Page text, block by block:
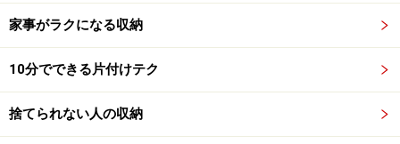
ルボックスを使ってひとまとめにしてもいいでしょう。
ハンギングフォルダーを使って、吊す形式で整理するの
も1つの手です。いずれにしても、1案件1フォルダーも
すでに終了した業務の書類は、クリアブックやバインダ
家事がラクになる収納
10分でできる片付けテク
捨てられない人の収納